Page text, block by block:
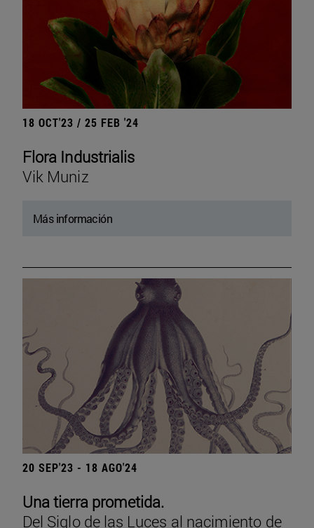
18 OCT'23 / 25 FEB '24
Flora Industrialis
Vik Muniz
Más información
20 SEP'23 - 18 AGO'24
Una tierra prometida.
Del Siglo de las Luces al nacimiento de